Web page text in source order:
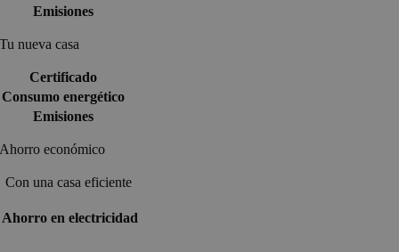
Emisiones
Tu nueva casa
Certificado
Consumo energético
Emisiones
Ahorro económico
Con una casa eficiente
Ahorro en electricidad